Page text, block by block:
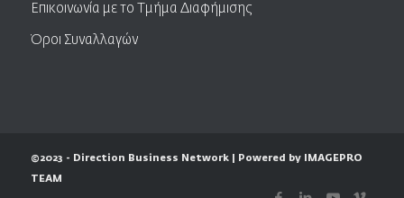
Επικοινωνία με το Τμήμα Διαφήμισης
Όροι Συναλλαγών
©2023 - Direction Business Network | Powered by IMAGEPRO
TEAM